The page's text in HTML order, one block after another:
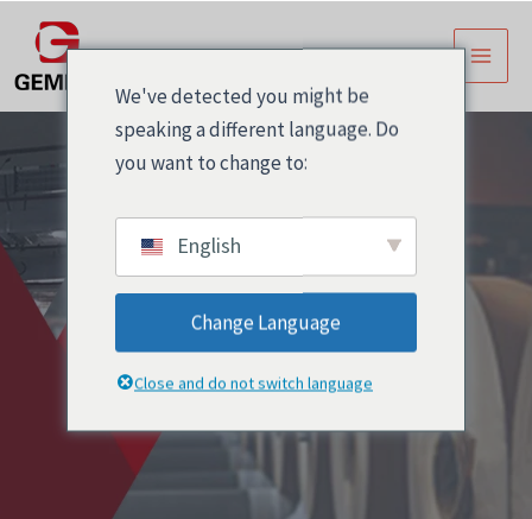
内
容
主
菜
PE
We've detected you might be
speaking a different language. Do
you want to change to:
English
Change Language
Close and do not switch language